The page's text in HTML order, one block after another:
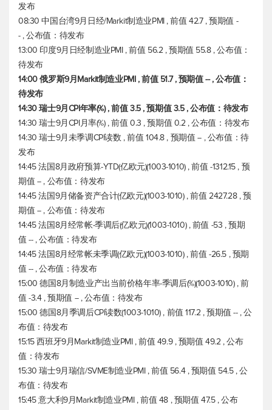
发布
08:30 中国台湾9月日经/Markit制造业PMI , 前值 42.7 , 预期值 -
- , 公布值：待发布
13:00 印度9月日经制造业PMI , 前值 56.2 , 预期值 55.8 , 公布值：
待发布
14:00 俄罗斯9月Markit制造业PMI , 前值 51.7 , 预期值 -- , 公布值：
待发布
14:30 瑞士9月CPI年率(%) , 前值 3.5 , 预期值 3.5 , 公布值：待发布
14:30 瑞士9月CPI月率(%) , 前值 0.3 , 预期值 0.2 , 公布值：待发布
14:30 瑞士9月未季调CPI读数 , 前值 104.8 , 预期值 -- , 公布值：待
发布
14:45 法国8月政府预算-YTD(亿欧元)(1003-1010) , 前值 -1312.15 , 预
期值 -- , 公布值：待发布
14:45 法国9月储备资产合计(亿欧元)(1003-1010) , 前值 2427.28 , 预
期值 -- , 公布值：待发布
14:45 法国8月经常帐-季调后(亿欧元)(1003-1010) , 前值 -53 , 预期
值 -- , 公布值：待发布
14:45 法国8月经常帐未季调(亿欧元)(1003-1010) , 前值 -26.5 , 预期
值 -- , 公布值：待发布
15:00 德国8月制造业产出当前价格年率-季调后(%)(1003-1010) , 前
值 -3.4 , 预期值 -- , 公布值：待发布
15:00 德国8月季调后CPI读数(1003-1010) , 前值 117.2 , 预期值 -- , 公
布值：待发布
15:15 西班牙9月Markit制造业PMI , 前值 49.9 , 预期值 49.2 , 公布
值：待发布
15:30 瑞士9月瑞信/SVME制造业PMI , 前值 56.4 , 预期值 54.5 , 公
布值：待发布
15:45 意大利9月Markit制造业PMI , 前值 48 , 预期值 47.5 , 公布